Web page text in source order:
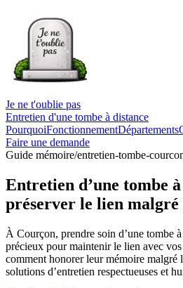
Je ne t'oublie pas
Entretien d'une tombe à distance
PourquoiFonctionnementDépartements
Faire une demande
Guide mémoire/entretien-tombe-
Entretien d’une tombe
préserver le lien malgré
À Courçon, prendre soin d’une tombe
précieux pour maintenir le lien avec
comment honorer leur mémoire malgré
solutions d’entretien respectueuses et